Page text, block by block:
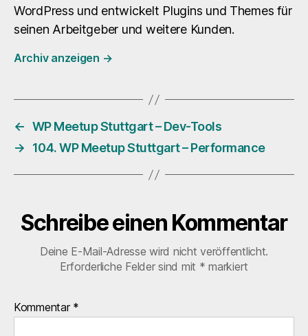
WordPress und entwickelt Plugins und Themes für
seinen Arbeitgeber und weitere Kunden.
Archiv anzeigen →
← WP Meetup Stuttgart – Dev-Tools
→
104. WP Meetup Stuttgart – Performance
Schreibe einen Kommentar
Deine E-Mail-Adresse wird nicht veröffentlicht.
Erforderliche Felder sind mit * markiert
Kommentar *